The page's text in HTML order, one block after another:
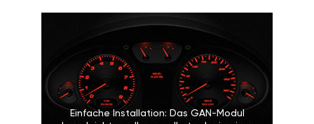
Einfache Installation: Das GAN-Modul